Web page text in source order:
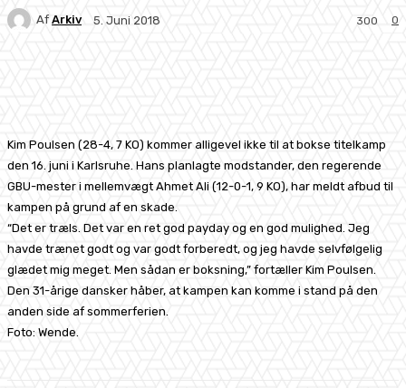
Af Arkiv 5. Juni 2018 0
300
Kim Poulsen (28-4, 7 KO) kommer alligevel ikke til at bokse titelkamp
den 16. juni i Karlsruhe. Hans planlagte modstander, den regerende
GBU-mester i mellemvægt Ahmet Ali (12-0-1, 9 KO), har meldt afbud til
kampen på grund af en skade.
“Det er træls. Det var en ret god payday og en god mulighed. Jeg
havde trænet godt og var godt forberedt, og jeg havde selvfølgelig
glædet mig meget. Men sådan er boksning,” fortæller Kim Poulsen.
Den 31-årige dansker håber, at kampen kan komme i stand på den
anden side af sommerferien.
Foto: Wende.